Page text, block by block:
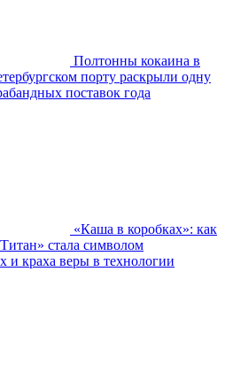
Полтонны кокаина в
порту раскрыли одну
поставок года
«Каша в коробках»: как
стала символом
и краха веры в технологии